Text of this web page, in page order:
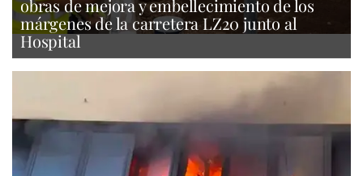
obras de mejora y embellecimiento de los
márgenes de la carretera LZ20 junto al
Hospital